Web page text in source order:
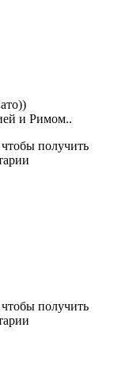
и Римом..
чтобы получить
чтобы получить